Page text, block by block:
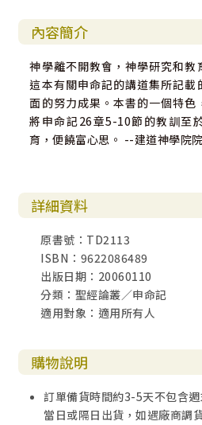
內容簡介
神學離不開教會，神學研究和教
這本有關申命記的講道集所記
面的努力成果。本書的一個特色
將申命記26章5-10節的教訓至
育，便饒富心思。 --建道神學院
詳細資料
原書號：TD2113
ISBN：9622086489
出版日期：20060110
分類：聖經論叢／申命記
適用對象：適用所有人
購物說明
訂單備貨時間約3-5天不包含
當日或隔日出貨，如遇廠商調